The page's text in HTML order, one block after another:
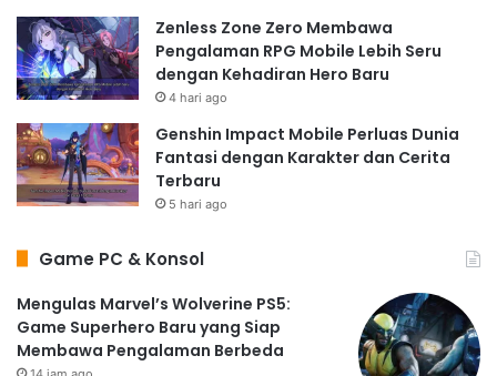
Zenless Zone Zero Membawa
Pengalaman RPG Mobile Lebih Seru
dengan Kehadiran Hero Baru
4 hari ago
Genshin Impact Mobile Perluas Dunia
Fantasi dengan Karakter dan Cerita
Terbaru
5 hari ago
Game PC & Konsol
Mengulas Marvel’s Wolverine PS5:
Game Superhero Baru yang Siap
Membawa Pengalaman Berbeda